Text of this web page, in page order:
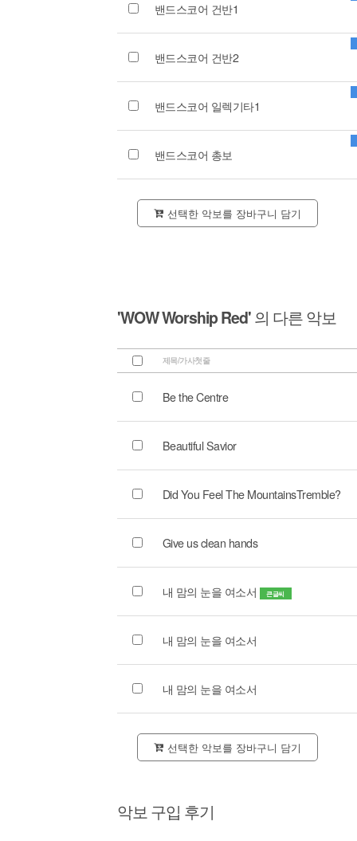
밴드스코어 건반1
밴드스코어 건반2
밴드스코어 일렉기타1
밴드스코어 총보
선택한 악보를 장바구니 담기
'WOW Worship Red'의 다른 악보
제목/가사첫줄
Be the Centre
Beautiful Savior
Did You Feel The MountainsTremble?
Give us clean hands
내 맘의 눈을 여소서 큰글씨
내 맘의 눈을 여소서
내 맘의 눈을 여소서
선택한 악보를 장바구니 담기
악보 구입 후기